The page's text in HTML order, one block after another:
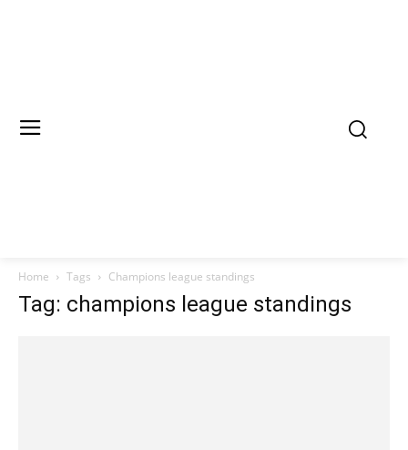
Home Tags Champions league standings
Tag: champions league standings